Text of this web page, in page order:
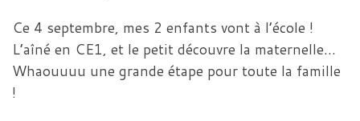
Ce 4 septembre, mes 2 enfants vont à l’école !
L’aîné en CE1, et le petit découvre la maternelle…
Whaouuuu une grande étape pour toute la famille
!